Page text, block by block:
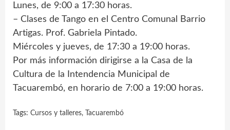
Lunes, de 9:00 a 17:30 horas.
– Clases de Tango en el Centro Comunal Barrio
Artigas. Prof. Gabriela Pintado.
Miércoles y jueves, de 17:30 a 19:00 horas.
Por más información dirigirse a la Casa de la
Cultura de la Intendencia Municipal de
Tacuarembó, en horario de 7:00 a 19:00 horas.
Tags: Cursos y talleres, Tacuarembó